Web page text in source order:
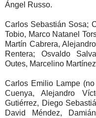
Ángel Russo.
Carlos Sebastián Sosa;
Tobio, Marco Natanel
Martín Cabrera,
Rentera; Osvaldo
Outes, Marcelino
Carlos Emilio Lampe
Cuenya, Alejandro
Gutiérrez, Diego
David Méndez,